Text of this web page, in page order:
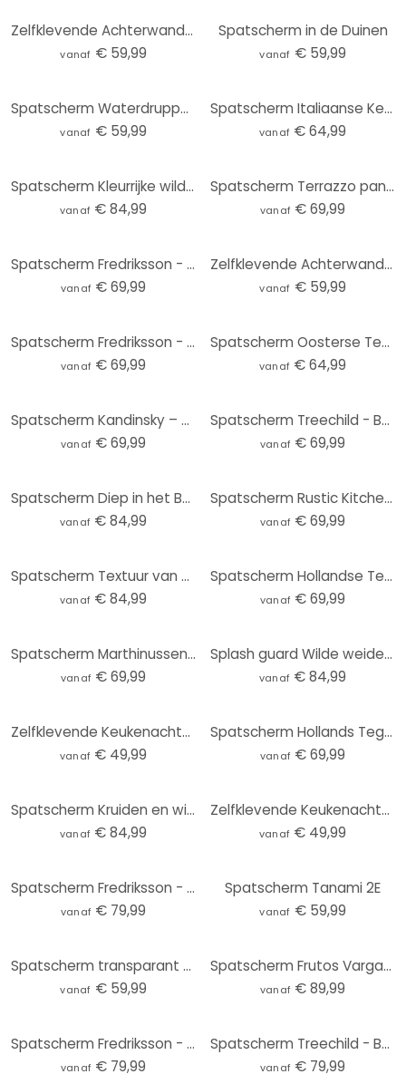
Zelfklevende Achterwand Fredriksson - Marmer & Parelmoer
vanaf € 59,99
Spatscherm in de Duinen
vanaf € 59,99
Spatscherm Waterdruppels
vanaf € 59,99
Spatscherm Italiaanse Keuken
vanaf € 64,99
Spatscherm Kleurrijke wilde bloemen - UN Designs
vanaf € 84,99
Spatscherm Terrazzo panorama
vanaf € 69,99
Spatscherm Fredriksson - Gold & Copper Hexagons
vanaf € 69,99
Zelfklevende Achterwand Paardenbloem droom in de lente - Paksoylu
vanaf € 59,99
Spatscherm Fredriksson - Emeralds
vanaf € 69,99
Spatscherm Oosterse Tegeltjes 01
vanaf € 64,99
Spatscherm Kandinsky – Kleurenstudie
vanaf € 69,99
Spatscherm Treechild - Bouquet of Flowers
vanaf € 69,99
Spatscherm Diep in het Bos
vanaf € 84,99
Spatscherm Rustic Kitchen - Panorama
vanaf € 69,99
Spatscherm Textuur van een beige stenen muur - Pictufy Studio - Panorama
vanaf € 84,99
Spatscherm Hollandse Tegeltjes 04 - Panorama
vanaf € 69,99
Spatscherm Marthinussen - Noorderlicht
vanaf € 69,99
Splash guard Wilde weidebloemen in het zonlicht - Talen - Panorama
vanaf € 84,99
Zelfklevende Keukenachterwand with Love from Morocco
vanaf € 49,99
Spatscherm Hollands Tegeltje 01 - Panorama
vanaf € 69,99
Spatscherm Kruiden en wilde bloemen - UN Designs
vanaf € 84,99
Zelfklevende Keukenachterwand Mistig Bos
vanaf € 49,99
Spatscherm Fredriksson - Black & Grey Hexagons
vanaf € 79,99
Spatscherm Tanami 2E
vanaf € 59,99
Spatscherm transparant - Olijfolie
vanaf € 59,99
Spatscherm Frutos Vargas - Vier Elementen - Panorama
vanaf € 89,99
Spatscherm Fredriksson - Gold & Copper Hexagons
vanaf € 79,99
Spatscherm Treechild - Bouquet of Flowers
vanaf € 79,99